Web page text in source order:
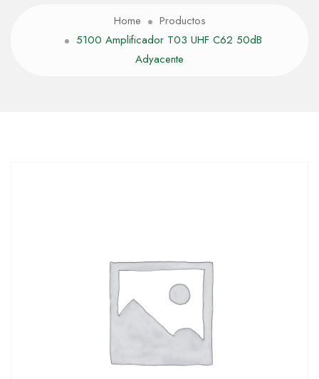
Home
Productos
5100 Amplificador T03 UHF C62 50dB
Adyacente